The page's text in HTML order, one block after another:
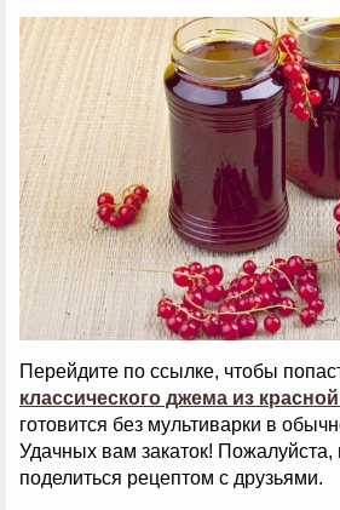
Перейдите по ссылке, чтобы
классического джема из
готовится без мультиварки в
Удачных вам закаток! Пожалуйста,
поделиться рецептом с друзьями.